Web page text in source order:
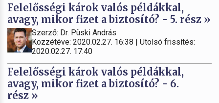
Felelősségi károk valós példákkal,
avagy, mikor fizet a biztosító? - 5. rész »
Szerző: Dr. Püski András
Közzétéve: 2020.02.27. 16:38 | Utolsó frissítés:
2020.02.27. 17:40
Felelősségi károk valós példákkal,
avagy, mikor fizet a biztosító? - 6.
rész »